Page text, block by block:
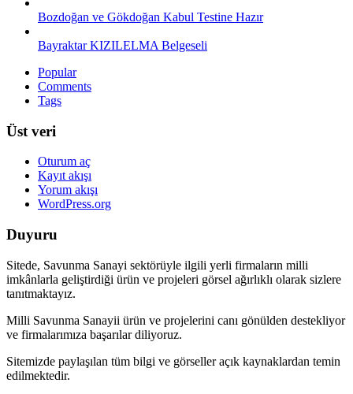
Bozdoğan ve Gökdoğan Kabul Testine Hazır
Bayraktar KIZILELMA Belgeseli
Popular
Comments
Tags
Üst veri
Oturum aç
Kayıt akışı
Yorum akışı
WordPress.org
Duyuru
Sitede, Savunma Sanayi sektörüyle ilgili yerli firmaların milli
imkânlarla geliştirdiği ürün ve projeleri görsel ağırlıklı olarak sizlere
tanıtmaktayız.
Milli Savunma Sanayii ürün ve projelerini canı gönülden destekliyor
ve firmalarımıza başarılar diliyoruz.
Sitemizde paylaşılan tüm bilgi ve görseller açık kaynaklardan temin
edilmektedir.